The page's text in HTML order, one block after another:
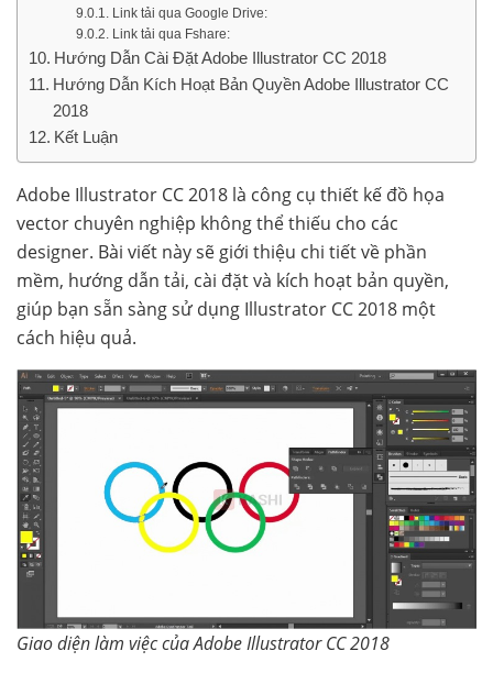
Link tải qua Google Drive:
Link tải qua Fshare:
Hướng Dẫn Cài Đặt Adobe Illustrator CC 2018
Hướng Dẫn Kích Hoạt Bản Quyền Adobe Illustrator CC
2018
Kết Luận
Adobe Illustrator CC 2018 là công cụ thiết kế đồ họa
vector chuyên nghiệp không thể thiếu cho các
designer. Bài viết này sẽ giới thiệu chi tiết về phần
mềm, hướng dẫn tải, cài đặt và kích hoạt bản quyền,
giúp bạn sẵn sàng sử dụng Illustrator CC 2018 một
cách hiệu quả.
Giao diện làm việc của Adobe Illustrator CC 2018